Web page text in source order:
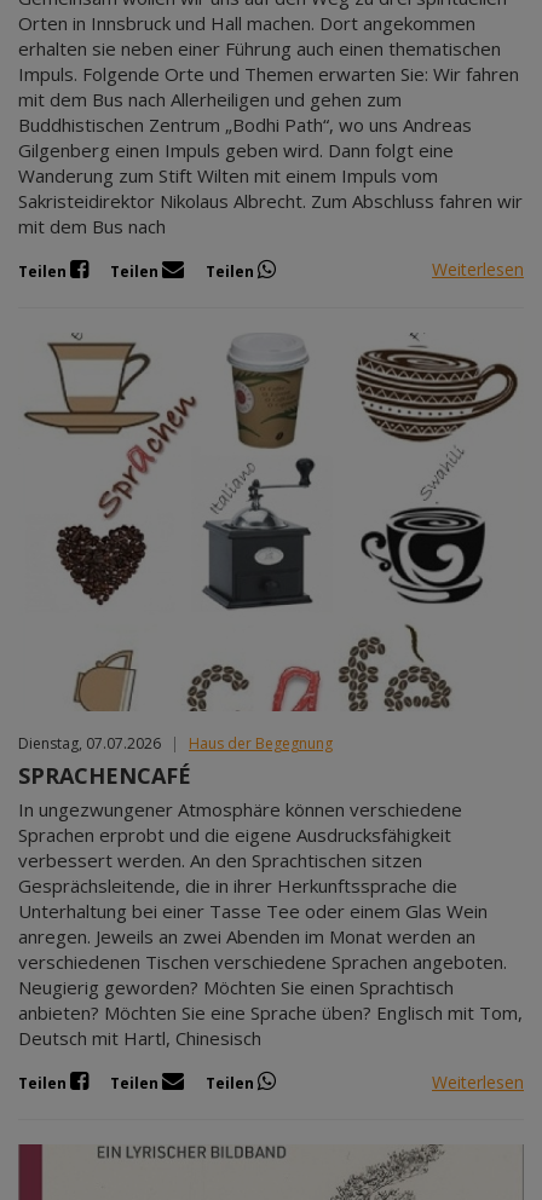
Orten in Innsbruck und Hall machen. Dort angekommen
erhalten sie neben einer Führung auch einen thematischen
Impuls. Folgende Orte und Themen erwarten Sie: Wir fahren
mit dem Bus nach Allerheiligen und gehen zum
Buddhistischen Zentrum „Bodhi Path“, wo uns Andreas
Gilgenberg einen Impuls geben wird. Dann folgt eine
Wanderung zum Stift Wilten mit einem Impuls vom
Sakristeidirektor Nikolaus Albrecht. Zum Abschluss fahren wir
mit dem Bus nach
Teilen Teilen Teilen Weiterlesen
Dienstag, 07.07.2026 | Haus der Begegnung
SPRACHENCAFÉ
In ungezwungener Atmosphäre können verschiedene
Sprachen erprobt und die eigene Ausdrucksfähigkeit
verbessert werden. An den Sprachtischen sitzen
Gesprächsleitende, die in ihrer Herkunftssprache die
Unterhaltung bei einer Tasse Tee oder einem Glas Wein
anregen. Jeweils an zwei Abenden im Monat werden an
verschiedenen Tischen verschiedene Sprachen angeboten.
Neugierig geworden? Möchten Sie einen Sprachtisch
anbieten? Möchten Sie eine Sprache üben? Englisch mit Tom,
Deutsch mit Hartl, Chinesisch
Teilen Teilen Teilen Weiterlesen